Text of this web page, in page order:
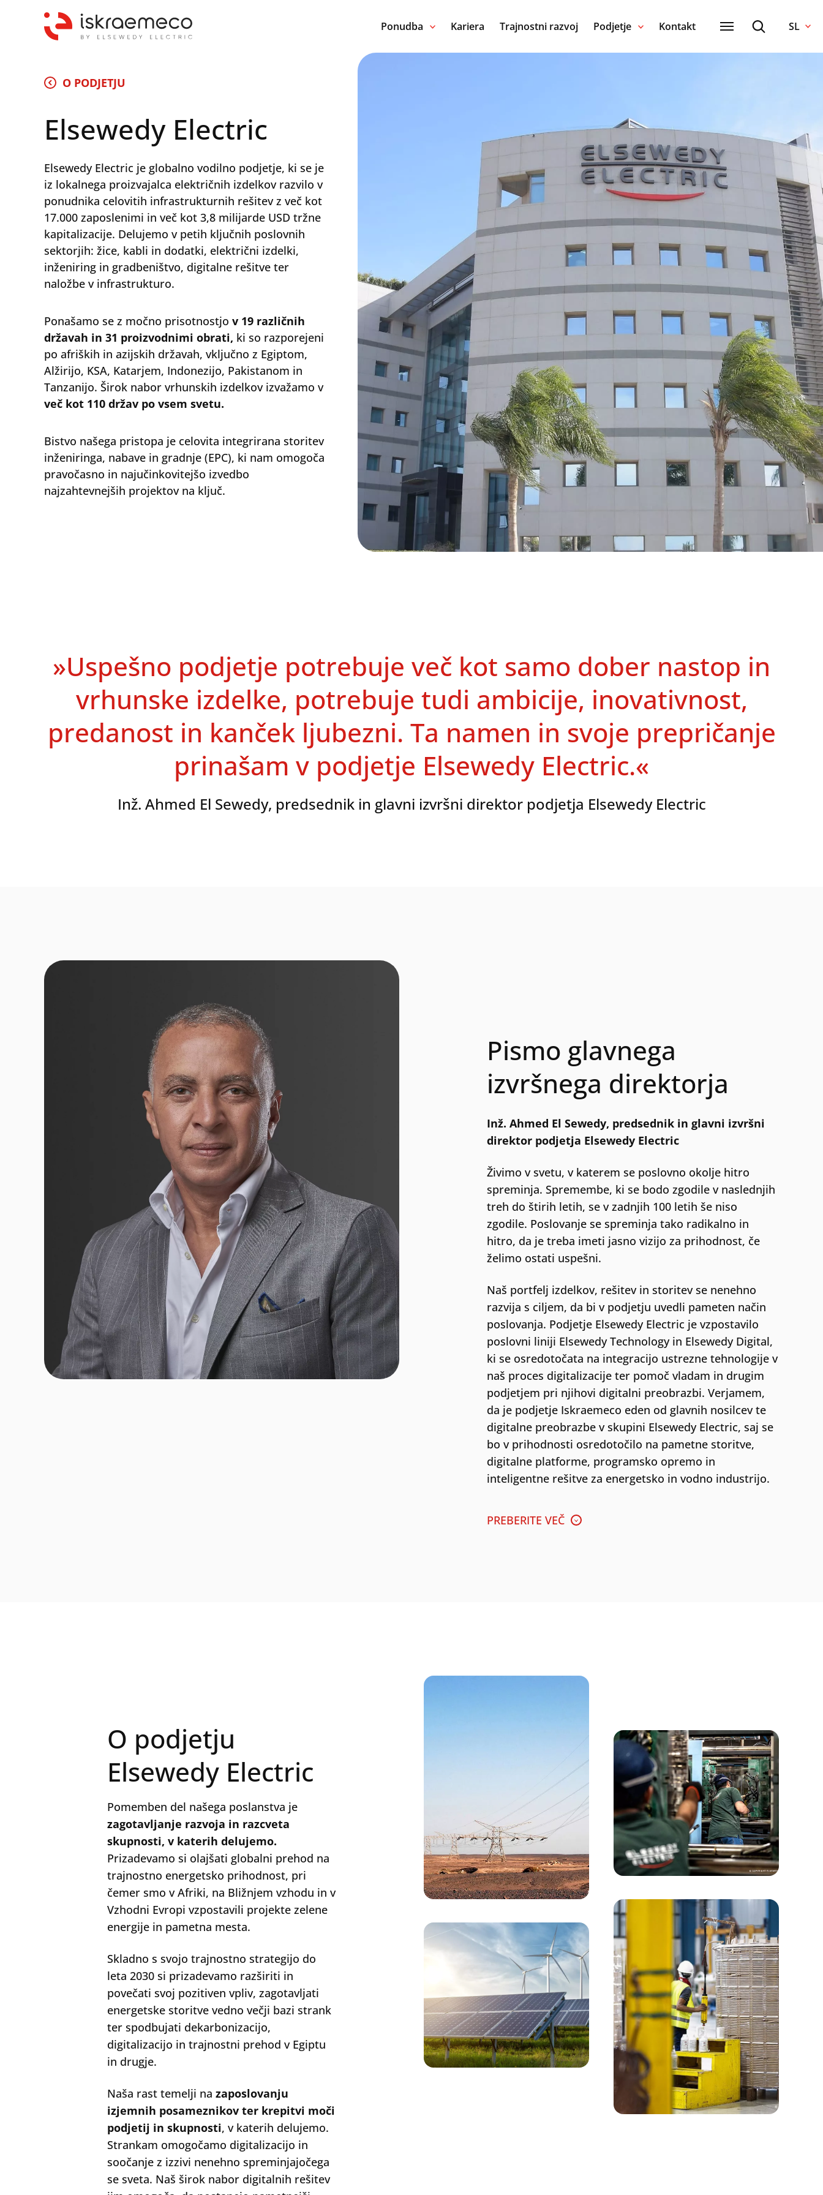
Ponudba Kariera Trajnostni razvoj Podjetje Kontakt SL
Search
Oddaj
O PODJETJU
Elsewedy Electric
Elsewedy Electric je globalno vodilno podjetje, ki se je
iz lokalnega proizvajalca električnih izdelkov razvilo v
ponudnika celovitih infrastrukturnih rešitev z več kot
17.000 zaposlenimi in več kot 3,8 milijarde USD tržne
kapitalizacije. Delujemo v petih ključnih poslovnih
sektorjih: žice, kabli in dodatki, električni izdelki,
inženiring in gradbeništvo, digitalne rešitve ter
naložbe v infrastrukturo.
Ponašamo se z močno prisotnostjo v 19 različnih
državah in 31 proizvodnimi obrati, ki so razporejeni
po afriških in azijskih državah, vključno z Egiptom,
Alžirijo, KSA, Katarjem, Indonezijo, Pakistanom in
Tanzanijo. Širok nabor vrhunskih izdelkov izvažamo v
več kot 110 držav po vsem svetu.
Bistvo našega pristopa je celovita integrirana storitev
inženiringa, nabave in gradnje (EPC), ki nam omogoča
pravočasno in najučinkovitejšo izvedbo
najzahtevnejših projektov na ključ.
»Uspešno podjetje potrebuje več kot samo dober nastop in
vrhunske izdelke, potrebuje tudi ambicije, inovativnost,
predanost in kanček ljubezni. Ta namen in svoje prepričanje
prinašam v podjetje Elsewedy Electric.«
Inž. Ahmed El Sewedy, predsednik in glavni izvršni direktor podjetja Elsewedy Electric
Pismo glavnega
izvršnega direktorja
Inž. Ahmed El Sewedy, predsednik in glavni izvršni
direktor podjetja Elsewedy Electric
Živimo v svetu, v katerem se poslovno okolje hitro
spreminja. Spremembe, ki se bodo zgodile v naslednjih
treh do štirih letih, se v zadnjih 100 letih še niso
zgodile. Poslovanje se spreminja tako radikalno in
hitro, da je treba imeti jasno vizijo za prihodnost, če
želimo ostati uspešni.
Naš portfelj izdelkov, rešitev in storitev se nenehno
razvija s ciljem, da bi v podjetju uvedli pameten način
poslovanja. Podjetje Elsewedy Electric je vzpostavilo
poslovni liniji Elsewedy Technology in Elsewedy Digital,
ki se osredotočata na integracijo ustrezne tehnologije v
naš proces digitalizacije ter pomoč vladam in drugim
podjetjem pri njihovi digitalni preobrazbi. Verjamem,
da je podjetje Iskraemeco eden od glavnih nosilcev te
digitalne preobrazbe v skupini Elsewedy Electric, saj se
bo v prihodnosti osredotočilo na pametne storitve,
digitalne platforme, programsko opremo in
inteligentne rešitve za energetsko in vodno industrijo.
PREBERITE VEČ
O podjetju
Elsewedy Electric
Pomemben del našega poslanstva je
zagotavljanje razvoja in razcveta
skupnosti, v katerih delujemo.
Prizadevamo si olajšati globalni prehod na
trajnostno energetsko prihodnost, pri
čemer smo v Afriki, na Bližnjem vzhodu in v
Vzhodni Evropi vzpostavili projekte zelene
energije in pametna mesta.
Skladno s svojo trajnostno strategijo do
leta 2030 si prizadevamo razširiti in
povečati svoj pozitiven vpliv, zagotavljati
energetske storitve vedno večji bazi strank
ter spodbujati dekarbonizacijo,
digitalizacijo in trajnostni prehod v Egiptu
in drugje.
Naša rast temelji na zaposlovanju
izjemnih posameznikov ter krepitvi moči
podjetij in skupnosti, v katerih delujemo.
Strankam omogočamo digitalizacijo in
soočanje z izzivi nenehno spreminjajočega
se sveta. Naš širok nabor digitalnih rešitev